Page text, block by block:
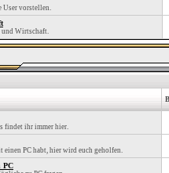
User vorstellen.
Wirtschaft.
findet ihr immer hier.
einen PC habt, hier wird euch geholfen.
PC